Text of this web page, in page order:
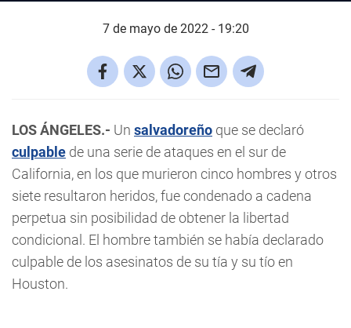
7 de mayo de 2022 - 19:20
LOS ÁNGELES.- Un salvadoreño que se declaró
culpable de una serie de ataques en el sur de
California, en los que murieron cinco hombres y otros
siete resultaron heridos, fue condenado a cadena
perpetua sin posibilidad de obtener la libertad
condicional. El hombre también se había declarado
culpable de los asesinatos de su tía y su tío en
Houston.